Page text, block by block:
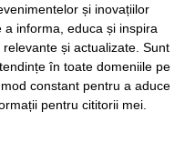
și inovațiilor
informa, educa și inspira
și actualizate. Sunt
în toate domeniile pe
constant pentru a aduce
pentru cititorii mei.